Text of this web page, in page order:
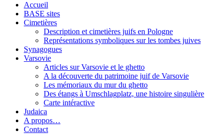
Accueil
BASE sites
Cimetières
Description et cimetières juifs en Pologne
Représentations symboliques sur les tombes juives
Synagogues
Varsovie
Articles sur Varsovie et le ghetto
A la découverte du patrimoine juif de Varsovie
Les mémoriaux du mur du ghetto
Des étangs à Umschlagplatz, une histoire singulière
Carte intéractive
Judaica
A propos…
Contact